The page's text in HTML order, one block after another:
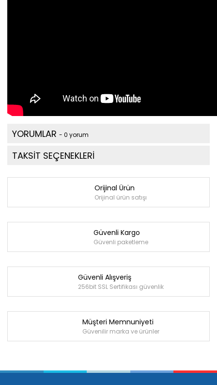
YORUMLAR - 0 yorum
TAKSİT SEÇENEKLERİ
Orijinal Ürün
Orijinal ürün satışı
Güvenli Kargo
Güvenli paketleme
Güvenli Alışveriş
256bit SSL Sertifikası güvenlik
Müşteri Memnuniyeti
Güvenilir marka ve ürünler